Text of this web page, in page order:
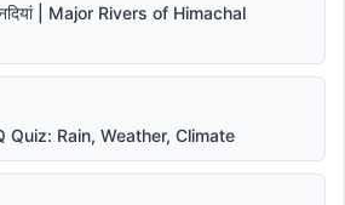
| Major Rivers of Himachal
Quiz: Rain, Weather, Climate